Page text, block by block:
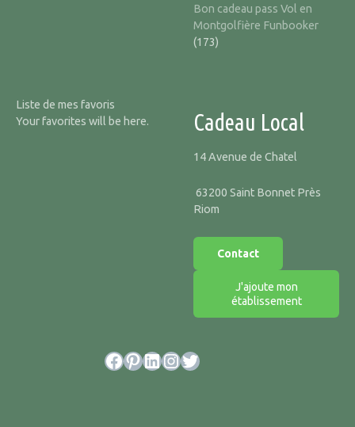
Bon cadeau pass Vol en
Montgolfière Funbooker
(173)
Liste de mes favoris
Your favorites will be here.
Cadeau Local
14 Avenue de Chatel
63200 Saint Bonnet Près
Riom
Contact
J'ajoute mon
établissement
Facebook Pinterest LinkedIn InstagramTwitter